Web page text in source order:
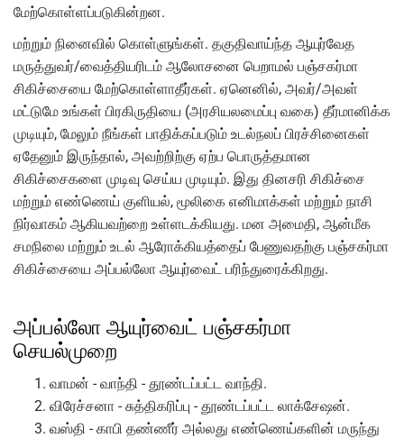
மேற்கொள்ளப்படுகின்றன.
மற்றும் நினைவில் கொள்ளுங்கள். தகுதிவாய்ந்த ஆயுர்வேத
மருத்துவர்/வைத்தியரிடம் ஆலோசனை பெறாமல் பஞ்சகர்மா
சிகிச்சையை மேற்கொள்ளாதீர்கள். ஏனெனில், அவர்/அவள்
மட்டுமே உங்கள் பிரகிருதியை (அரசியலமைப்பு வகை) தீர்மானிக்க
முடியும், மேலும் நீங்கள் பாதிக்கப்படும் உடல்நலப் பிரச்சினைகள்
ஏதேனும் இருந்தால், அவற்றிற்கு ஏற்ப பொருத்தமான
சிகிச்சைகளை முடிவு செய்ய முடியும். இது தினசரி சிகிச்சை
மற்றும் எண்ணெய் குளியல், மூலிகை எனிமாக்கள் மற்றும் நாசி
நிர்வாகம் ஆகியவற்றை உள்ளடக்கியது. மன அமைதி, ஆன்மீக
சமநிலை மற்றும் உடல் ஆரோக்கியத்தைப் பேணுவதற்கு பஞ்சகர்மா
சிகிச்சையை அப்பல்லோ ஆயுர்வைட் பரிந்துரைக்கிறது.
அப்பல்லோ ஆயுர்வைட் பஞ்சகர்மா
செயல்முறை
வாமன் - வாந்தி - தூண்டப்பட்ட வாந்தி.
விரேச்சனா - சுத்திகரிப்பு - தூண்டப்பட்ட லாக்சேஷன்.
வஸ்தி - காபி தண்ணீர் அல்லது எண்ணெய்களின் மருந்து